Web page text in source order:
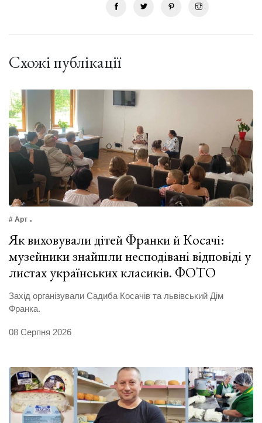
Схожі публікації
# Арт
Як виховували дітей Франки й Косачі:
музейники знайшли несподівані відповіді у
листах українських класиків. ФОТО
Захід організували Садиба Косачів та львівський Дім
Франка.
08 Серпня 2026